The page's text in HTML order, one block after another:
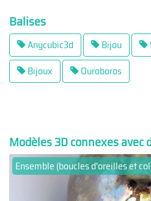
Balises
Anycubic3d Bijou
Bijoux
Ouroboros
Modèles 3D connexes avec
Ensemble (boucles d'oreilles et